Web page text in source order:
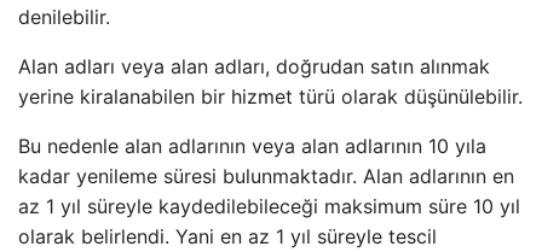
denilebilir.
Alan adları veya alan adları, doğrudan satın alınmak
yerine kiralanabilen bir hizmet türü olarak düşünülebilir.
Bu nedenle alan adlarının veya alan adlarının 10 yıla
kadar yenileme süresi bulunmaktadır. Alan adlarının en
az 1 yıl süreyle kaydedilebileceği maksimum süre 10 yıl
olarak belirlendi. Yani en az 1 yıl süreyle tescil